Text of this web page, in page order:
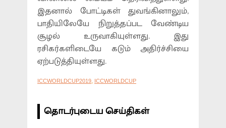
இதனால் போட்டிகள் துவங்கினாலும்,
பாதியிலேயே நிறுத்தப்பட வேண்டிய
சூழல் உருவாகியுள்ளது. இது
ரசிகர்களிடையே கடும் அதிர்ச்சியை
ஏற்படுத்தியுள்ளது.
ICCWORLDCUP2019 ICCWORLDCUP
தொடர்புடைய செய்திகள்